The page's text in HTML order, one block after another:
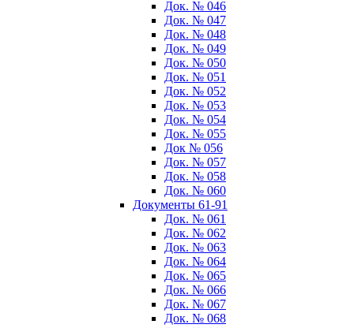
Док. № 046
Док. № 047
Док. № 048
Док. № 049
Док. № 050
Док. № 051
Док. № 052
Док. № 053
Док. № 054
Док. № 055
Док № 056
Док. № 057
Док. № 058
Док. № 060
Документы 61-91
Док. № 061
Док. № 062
Док. № 063
Док. № 064
Док. № 065
Док. № 066
Док. № 067
Док. № 068